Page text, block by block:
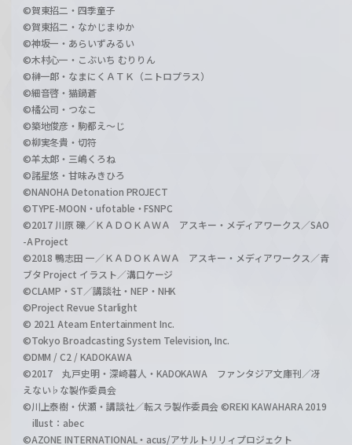
©賀東招二・四季童子
©賀東招二・なかじまゆか
©神坂一・あらいずみるい
©木村心一・こぶいち むりりん
©榊一郎・なまにくＡＴＫ（ニトロプラス）
©細音啓・猫鍋蒼
©橘公司・つなこ
©築地俊彦・駒都え～じ
©柳実冬貴・切符
©羊太郎・三嶋くろね
©諸星悠・甘味みきひろ
©NANOHA Detonation PROJECT
©TYPE-MOON・ufotable・FSNPC
©2017 川原 礫／ＫＡＤＯＫＡＷＡ アスキー・メディアワークス／SAO
-A Project
©2018 鴨志田 一／ＫＡＤＯＫＡＷＡ アスキー・メディアワークス／青
ブタ Project イラスト／溝口ケージ
©CLAMP・ST／講談社・NEP・NHK
©Project Revue Starlight
© 2021 Ateam Entertainment Inc.
©Tokyo Broadcasting System Television, Inc.
©DMM / C2 / KADOKAWA
©2017 丸戸史明・深崎暮人・KADOKAWA ファンタジア文庫刊／冴
えない♭な製作委員会
©川上泰樹・伏瀬・講談社／転スラ製作委員会 ©REKI KAWAHARA 2019
illust：abec
©AZONE INTERNATIONAL・acus/アサルトリリィプロジェクト